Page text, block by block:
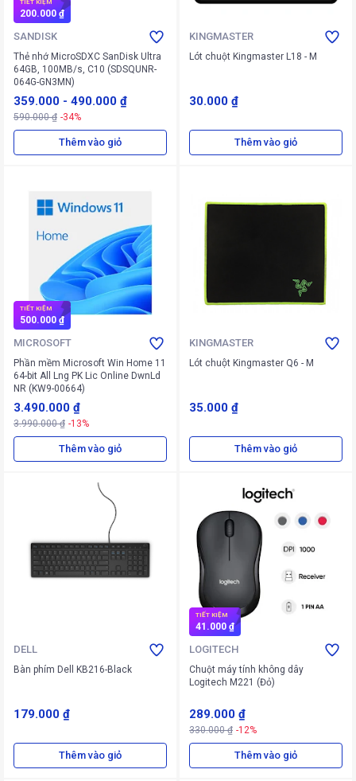
TIẾT KIỆM
200.000 ₫
SANDISK
Thẻ nhớ MicroSDXC SanDisk Ultra
64GB, 100MB/s, C10 (SDSQUNR-
064G-GN3MN)
359.000 - 490.000 ₫
590.000 ₫ -34%
Thêm vào giỏ
KINGMASTER
Lót chuột Kingmaster L18 - M
30.000 ₫
Thêm vào giỏ
TIẾT KIỆM
500.000 ₫
MICROSOFT
Phần mềm Microsoft Win Home 11
64-bit All Lng PK Lic Online DwnLd
NR (KW9-00664)
3.490.000 ₫
3.990.000 ₫ -13%
Thêm vào giỏ
KINGMASTER
Lót chuột Kingmaster Q6 - M
35.000 ₫
Thêm vào giỏ
DELL
Bàn phím Dell KB216-Black
179.000 ₫
Thêm vào giỏ
TIẾT KIỆM
41.000 ₫
LOGITECH
Chuột máy tính không dây
Logitech M221 (Đỏ)
289.000 ₫
330.000 ₫ -12%
Thêm vào giỏ